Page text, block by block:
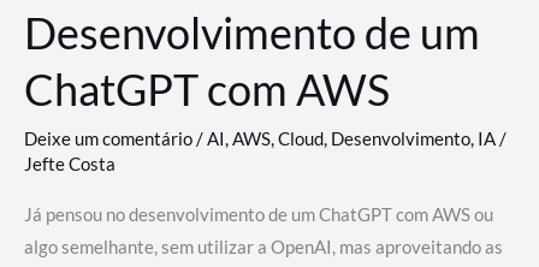
Desenvolvimento de um
ChatGPT com AWS
Deixe um comentário/AI,AWS,Cloud, Desenvolvimento, IA/
Jefte Costa
Já pensou no desenvolvimento de um ChatGPT com AWS ou
algo semelhante, sem utilizar a OpenAI, mas aproveitando as